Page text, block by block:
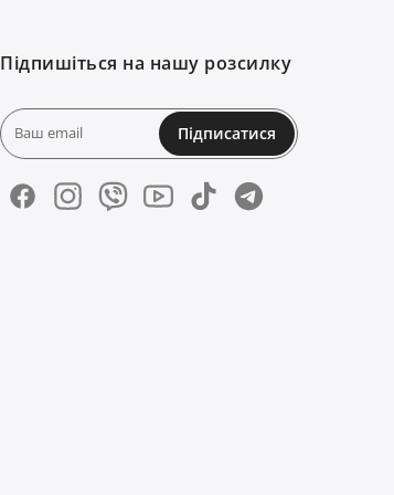
Підпишіться на нашу розсилку
Підписатися